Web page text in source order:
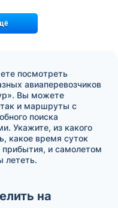
посмотреть
авиаперевозчиков
Вы можете
и маршруты с
поиска
Укажите, из какого
какое время суток
и самолетом
лететь.
на